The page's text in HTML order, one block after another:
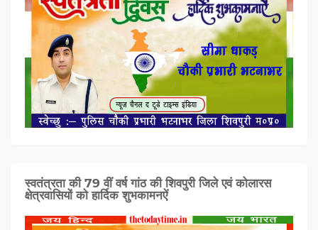
स्वतंत्रता की 79 वीं वर्ष गांठ की शिवपुरी जिले एवं कोलारस
क्षेत्रवासियों को हार्दिक शुभकामनऐं